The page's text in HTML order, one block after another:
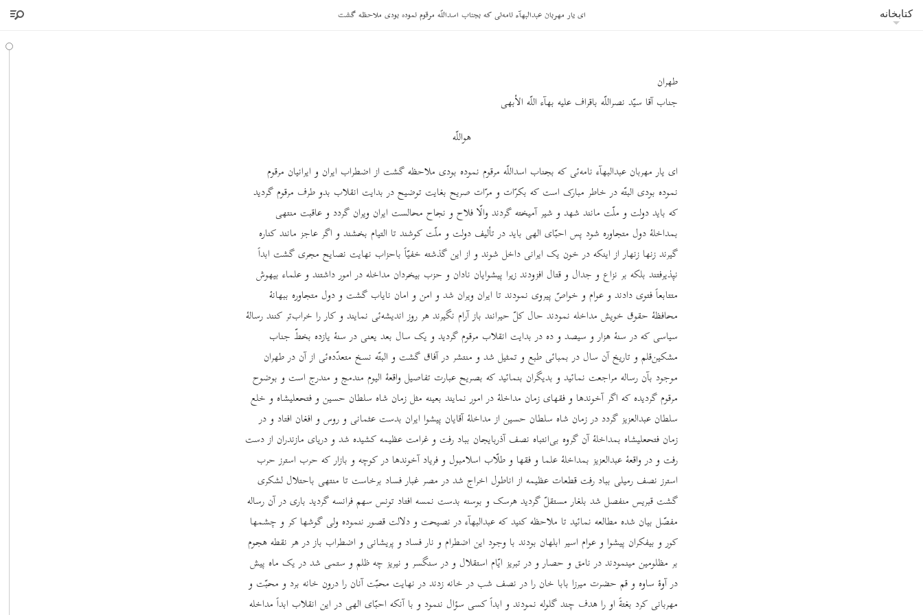
کتابخانه ای یار مهربان عبدالبهآء نامه‌ئی که بجناب اسداللّه مرقوم نموده بودی ملاحظه گشت
طهران
جناب آقا سیّد نصراللّه باقراف علیه بهآء اللّه الأبهی
هواللّه
ای یار مهربان عبدالبهآء نامه‌ئی که بجناب اسداللّه مرقوم نموده بودی ملاحظه گشت از اضطراب ایران و ایرانیان مرقوم
نموده بودی البتّه در خاطر مبارک است که بکرّات و مرّات صریح بغایت توضیح در بدایت انقلاب بدو طرف مرقوم گردید
که باید دولت و ملّت مانند شهد و شیر آمیخته گردند والّا فلاح و نجاح محالست ایران ویران گردد و عاقبت منتهی
بمداخلۀ دول متجاوره شود پس احبّای الهی باید در تألیف دولت و ملّت کوشند تا التیام بخشند و اگر عاجز مانند کناره
گیرند زنها زنهار از اینکه در خون یک ایرانی داخل شوند و از این گذشته خفیّاً باحزاب نهایت نصایح مجری گشت ابداً
نپذیرفتند بلکه بر نزاع و جدال و قتال افزودند زیرا پیشوایان نادان و حزب بیخردان مداخله در امور داشتند و علماء بیهوش
متتابعاً فتوی دادند و عوام و خواصّ پیروی نمودند تا ایران ویران شد و امن و امان نایاب گشت و دول متجاوره ببهانۀ
محافظۀ حقوق خویش مداخله نمودند حال کلّ حیرانند باز آرام نگیرند هر روز اندیشه‌ئی نمایند و کار را خراب‌تر کنند رسالۀ
سیاسی که در سنۀ هزار و سیصد و ده در بدایت انقلاب مرقوم گردید و یک سال بعد یعنی در سنۀ یازده بخطّ جناب
مشکین‌قلم و تاریخ آن سال در بمبائی طبع و تمثیل شد و منتشر در آفاق گشت و البتّه نسخ متعدّده‌ئی از آن در طهران
موجود بآن رساله مراجعت نمائید و بدیگران بنمائید که بصریح عبارت تفاصیل واقعۀ الیوم مندمج و مندرج است و بوضوح
مرقوم گردیده که اگر آخوندها و فقهای زمان مداخلۀ در امور نمایند بعینه مثل زمان شاه سلطان حسین و فتحعلیشاه و خلع
سلطان عبدالعزیز گردد در زمان شاه سلطان حسین از مداخلۀ آقایان پیشوا ایران بدست عثمانی و روس و افغان افتاد و در
زمان فتحعلیشاه بمداخلۀ آن گروه بی‌انتباه نصف آذربایجان بباد رفت و غرامت عظیمه کشیده شد و دریای مازندران از دست
رفت و در واقعۀ عبدالعزیز بمداخلۀ علما و فقها و طلّاب اسلامبول و فریاد آخوندها در کوچه و بازار که حرب استرز حرب
استرز نصف رمیلی بباد رفت قطعات عظیمه از اناطول اخراج شد در مصر غبار فساد برخاست تا منتهی باحتلال لشکری
گشت قبریس منفصل شد بلغار مستقلّ گردید هرسک و بوسنه بدست نمسه افتاد تونس سهم فرانسه گردید باری در آن رساله
مفصّل بیان شده مطالعه نمائید تا ملاحظه کنید که عبدالبهآء در نصیحت و دلالت قصور ننموده ولی گوشها کر و چشمها
کور و بیفکران پیشوا و عوام اسیر ابلهان بودند با وجود این اضطرام و نار فساد و پریشانی و اضطراب باز در هر نقطه هجوم
بر مظلومین مینمودند در نامق و حصار و در تبریز ایّام استقلال و در سنگسر و نیریز چه ظلم و ستمی شد در یک ماه پیش
در آوۀ ساوه و قم حضرت میرزا بابا خان را در نصف ‌شب در خانه زدند در نهایت محبّت آنان را درون خانه برد و محبّت و
مهربانی کرد بغتةً او را هدف چند گلوله نمودند و ابداً کسی سؤال ننمود و با آنکه احبّای الهی در این انقلاب ابداً مداخله